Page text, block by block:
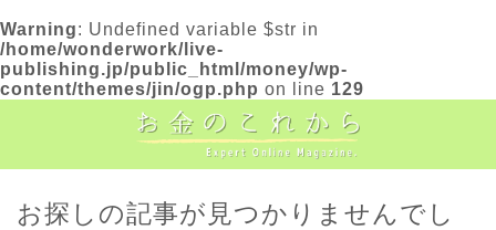
Warning: Undefined variable $str in
/home/wonderwork/live-
publishing.jp/public_html/money/wp-
content/themes/jin/ogp.php on line 129
お探しの記事が見つかりませんでし